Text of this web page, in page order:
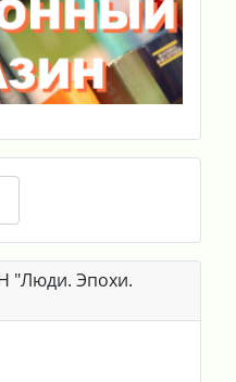
"Люди. Эпохи.